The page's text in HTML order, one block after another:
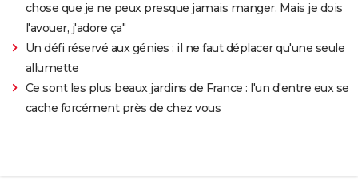
chose que je ne peux presque jamais manger. Mais je dois
l'avouer, j'adore ça"
Un défi réservé aux génies : il ne faut déplacer qu'une seule
allumette
Ce sont les plus beaux jardins de France : l'un d'entre eux se
cache forcément près de chez vous